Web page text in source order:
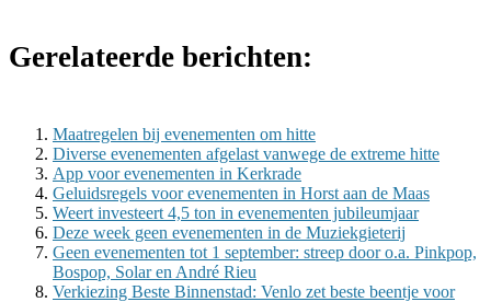
Gerelateerde berichten:
Maatregelen bij evenementen om hitte
Diverse evenementen afgelast vanwege de extreme hitte
App voor evenementen in Kerkrade
Geluidsregels voor evenementen in Horst aan de Maas
Weert investeert 4,5 ton in evenementen jubileumjaar
Deze week geen evenementen in de Muziekgieterij
Geen evenementen tot 1 september: streep door o.a. Pinkpop,
Bospop, Solar en André Rieu
Verkiezing Beste Binnenstad: Venlo zet beste beentje voor